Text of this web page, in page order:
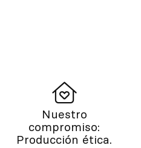
Nuestro
compromiso:
Producción ética.